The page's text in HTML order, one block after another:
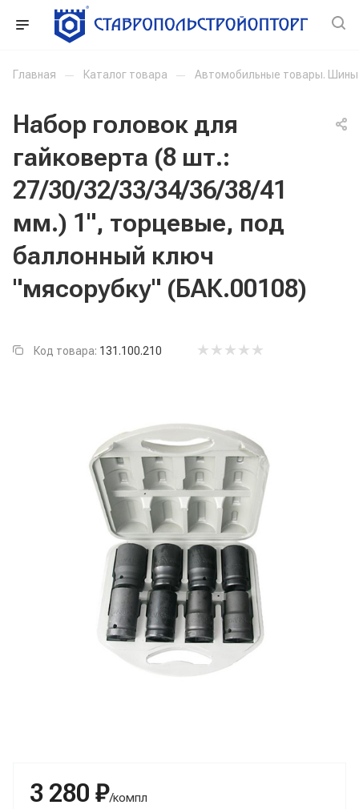
Главная — Каталог товара — Автомобильные товары. Шины
Набор головок для
гайковерта (8 шт.:
27/30/32/33/34/36/38/41
мм.) 1", торцевые, под
баллонный ключ
"мясорубку" (БАК.00108)
Код товара: 131.100.210
3 280 ₽/компл